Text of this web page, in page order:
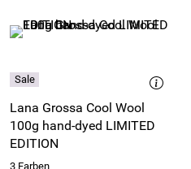
Lana Grossa Cool Wool
100g hand-dyed LIMITED
EDITION
3 Farben